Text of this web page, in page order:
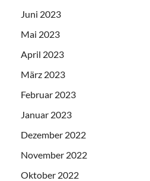
Juni 2023
Mai 2023
April 2023
März 2023
Februar 2023
Januar 2023
Dezember 2022
November 2022
Oktober 2022